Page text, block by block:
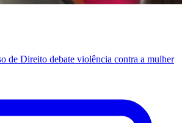
de Direito debate violência contra a mulher